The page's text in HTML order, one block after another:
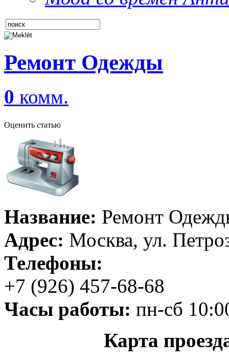
Ремонт Одежды
0 комм.
Оценить статью
Название: Ремонт
Адрес: Москва, ул.
Телефоны:
+7 (926) 457-68-68
Часы работы: пн-сб
Карта